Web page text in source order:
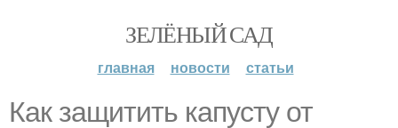
ЗЕЛЁНЫЙ САД
главная новости статьи
Как защитить капусту от